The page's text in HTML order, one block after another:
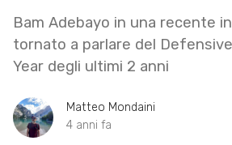
Bam Adebayo in una recente
tornato a parlare del
Year degli ultimi 2 anni
Matteo Mondaini
4 anni fa